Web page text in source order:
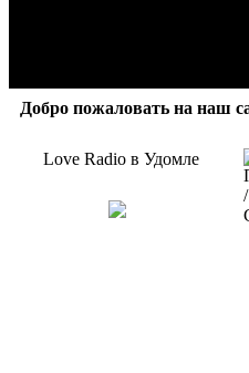
Добро пожаловать на наш
Love Radio в Удомле